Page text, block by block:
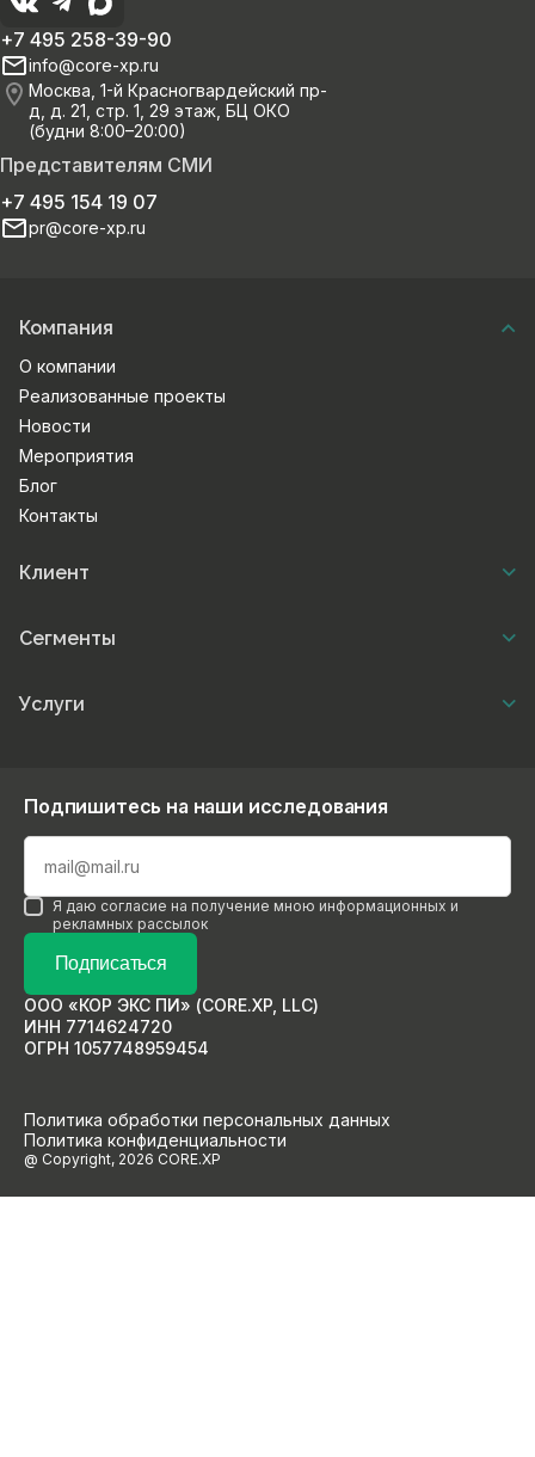
Представителям СМИ
+7 495 154 19 07
pr@core-xp.ru
+7 495 258-39-90
info@core-xp.ru
Москва, 1-й Красногвардейский пр-
д, д. 21, стр. 1, 29 этаж, БЦ ОКО
(будни 8:00–20:00)
Компания
О компании
Реализованные проекты
Новости
Мероприятия
Блог
Контакты
Клиент
Сегменты
Услуги
ООО «КОР ЭКС ПИ» (CORE.XP, LLC)
ИНН 7714624720
ОГРН 1057748959454
Политика обработки персональных данных
Политика конфиденциальности
@ Copyright, 2026 CORE.XP
Подпишитесь на наши исследования
Подписаться
Я даю согласие на получение мною информационных и
рекламных рассылок